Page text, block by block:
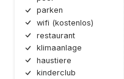
parken
wifi (kostenlos)
restaurant
klimaanlage
haustiere
kinderclub